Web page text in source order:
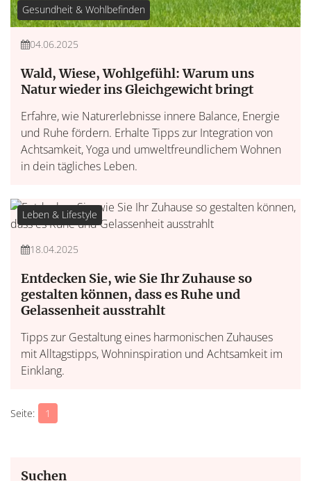
Gesundheit & Wohlbefinden
04.06.2025
Wald, Wiese, Wohlgefühl: Warum uns
Natur wieder ins Gleichgewicht bringt
Erfahre, wie Naturerlebnisse innere Balance, Energie
und Ruhe fördern. Erhalte Tipps zur Integration von
Achtsamkeit, Yoga und umweltfreundlichem Wohnen
in dein tägliches Leben.
Leben & Lifestyle
18.04.2025
Entdecken Sie, wie Sie Ihr Zuhause so
gestalten können, dass es Ruhe und
Gelassenheit ausstrahlt
Tipps zur Gestaltung eines harmonischen Zuhauses
mit Alltagstipps, Wohninspiration und Achtsamkeit im
Einklang.
1
Suchen